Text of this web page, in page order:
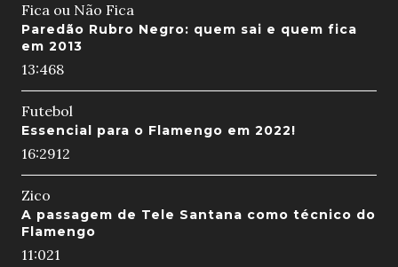
Fica ou Não Fica
Paredão Rubro Negro: quem sai e quem fica
em 2013
13:468
Futebol
Essencial para o Flamengo em 2022!
16:2912
Zico
A passagem de Tele Santana como técnico do
Flamengo
11:021